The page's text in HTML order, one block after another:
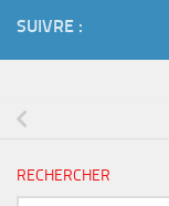
SUIVRE :
RECHERCHER